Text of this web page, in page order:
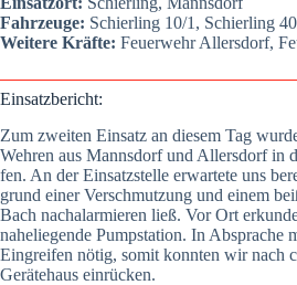
Fahr­zeu­ge: Schier­ling 10/1, Schier­ling
Wei­te­re Kräf­te: Feu­er­wehr Aller­s­dorf,
Ein­satz­be­richt:
Zum zwei­ten Ein­satz an die­sem Tag
Weh­ren aus Manns­dorf und Aller­s­dorf in
fen. An der Ein­satz­stel­le erwar­te­te uns
grund einer Ver­schmut­zung und einem
Bach nach­alar­mie­ren ließ. Vor Ort
nahe­lie­gen­de Pump­sta­ti­on. In Abspra­che
Ein­grei­fen nötig, somit konn­ten wir nach
Gerä­te­haus ein­rü­cken.